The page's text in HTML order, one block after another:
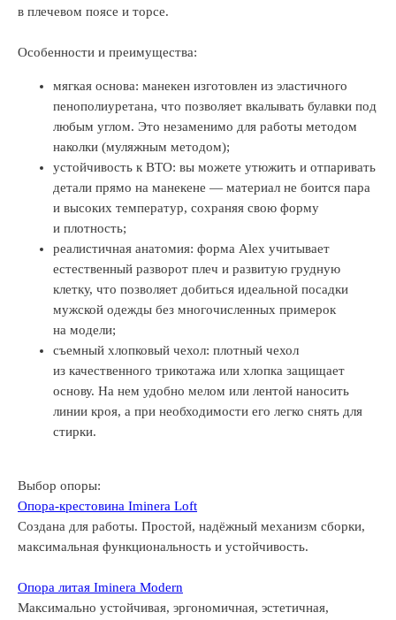
в плечевом поясе и торсе.
Особенности и преимущества:
мягкая основа: манекен изготовлен из эластичного
пенополиуретана, что позволяет вкалывать булавки под
любым углом. Это незаменимо для работы методом
наколки (муляжным методом);
устойчивость к ВТО: вы можете утюжить и отпаривать
детали прямо на манекене — материал не боится пара
и высоких температур, сохраняя свою форму
и плотность;
реалистичная анатомия: форма Alex учитывает
естественный разворот плеч и развитую грудную
клетку, что позволяет добиться идеальной посадки
мужской одежды без многочисленных примерок
на модели;
съемный хлопковый чехол: плотный чехол
из качественного трикотажа или хлопка защищает
основу. На нем удобно мелом или лентой наносить
линии кроя, а при необходимости его легко снять для
стирки.
Выбор опоры:
Опора-крестовина Iminera Loft
Создана для работы. Простой, надёжный механизм сборки,
максимальная функциональность и устойчивость.
Опора литая Iminera Modern
Максимально устойчивая, эргономичная, эстетичная,